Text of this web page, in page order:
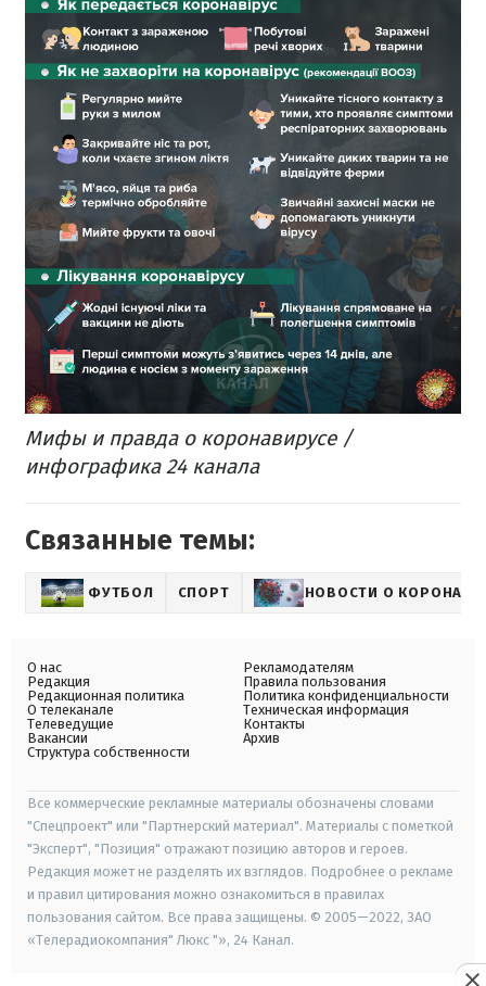
Мифы и правда о коронавирусе /
инфографика 24 канала
Связанные темы:
ФУТБОЛ СПОРТ НОВОСТИ О
О нас
Редакция
Редакционная политика
О телеканале
Телеведущие
Вакансии
Структура собственности
Рекламодателям
Правила пользования
Политика конфиденциальности
Техническая информация
Контакты
Архив
Все коммерческие рекламные материалы обозначены словами
"Спецпроект" или "Партнерский материал". Материалы с пометкой
"Эксперт", "Позиция" отражают позицию авторов и героев.
Редакция может не разделять их взглядов. Подробнее о рекламе
и правил цитирования можно ознакомиться в правилах
пользования сайтом. Все права защищены. © 2005—2022, ЗАО
«Телерадиокомпания" Люкс "», 24 Канал.